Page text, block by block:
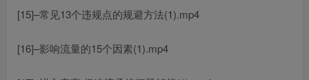
[15]–常见13个违规点的规避方法(1).mp4
[16]–影响流量的15个因素(1).mp4